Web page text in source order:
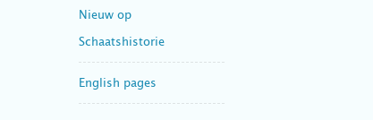
Nieuw op
Schaatshistorie
English pages